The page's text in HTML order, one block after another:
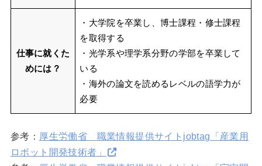
仕事に就くた
めには？
・大学院を卒業し、博士課程・修士課程
を取得する
・光学系や理学系分野の学部を卒業して
いる
・海外の論文を読めるレベルの語学力が
必要
参考： 厚生労働省 職業情報提供サイトjobtag「産業用
ロボット開発技術者」